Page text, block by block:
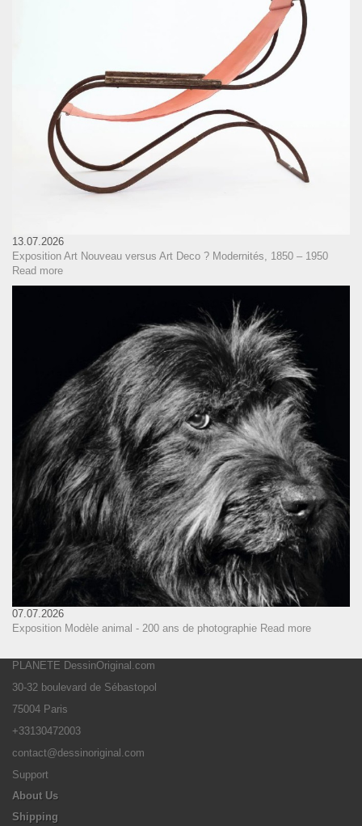
13.07.2026
Exposition Art Nouveau versus Art Deco ? Modernités, 1850 – 1950
Read more
07.07.2026
Exposition Modèle animal - 200 ans de photographie Read more
PLANETE DessinOriginal.com
30-32 boulevard de Sébastopol
75004 Paris
+33130472003
contact@dessinoriginal.com
Support
About Us
Shipping